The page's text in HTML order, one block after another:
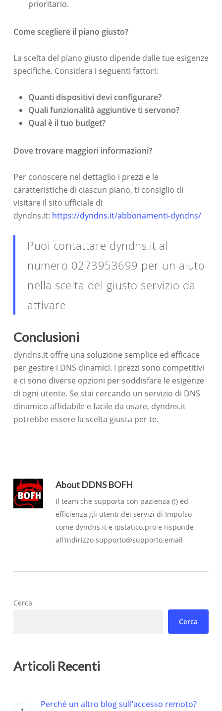
prioritario.
Come scegliere il piano giusto?
La scelta del piano giusto dipende dalle tue esigenze
specifiche. Considera i seguenti fattori:
Quanti dispositivi devi configurare?
Quali funzionalità aggiuntive ti servono?
Qual è il tuo budget?
Dove trovare maggiori informazioni?
Per conoscere nel dettaglio i prezzi e le
caratteristiche di ciascun piano, ti consiglio di
visitare il sito ufficiale di
dyndns.it: https://dyndns.it/abbonamenti-dyndns/
Puoi contattare dyndns.it al
numero 0273953699 per un aiuto
nella scelta del giusto servizio da
attivare
Conclusioni
dyndns.it offre una soluzione semplice ed efficace
per gestire i DNS dinamici. I prezzi sono competitivi
e ci sono diverse opzioni per soddisfare le esigenze
di ogni utente. Se stai cercando un servizio di DNS
dinamico affidabile e facile da usare, dyndns.it
potrebbe essere la scelta giusta per te.
AboutDDNS BOFH
Il team che supporta con pazienza (!) ed
efficienza gli utenti dei servizi di Impulso
come dyndns.it e ipstatico.pro e risponde
all'indirizzo supporto@supporto.email
Cerca
Cerca
Articoli Recenti
Perché un altro blog sull’accesso remoto?